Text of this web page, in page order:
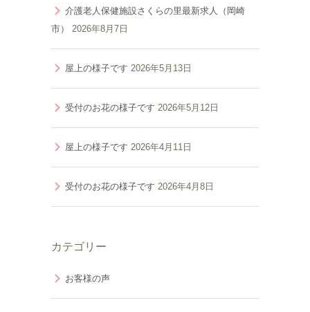
介護老人保健施設さくらの里最新求人（岡崎
市）
2026年8月7日
屋上の様子です 2026年5月13日
受付のお花の様子です 2026年5月12日
屋上の様子です 2026年4月11日
受付のお花の様子です 2026年4月8日
カテゴリー
お客様の声